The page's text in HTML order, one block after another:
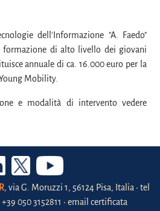
dell'Informazione "A. Faedo"
formazione di alto livello dei giovani
annuale di ca. 16.000 euro per la
Mobility.
e modalità di intervento vedere
, via G. Moruzzi 1, 56124 Pisa, Italia • tel
050 3152811 • email certificata